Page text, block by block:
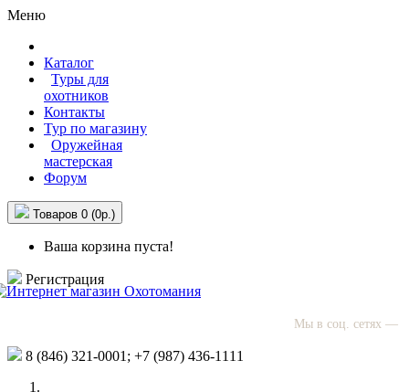
Меню
Каталог
Туры для
охотников
Контакты
Тур по магазину
Оружейная
мастерская
Форум
Товаров 0 (0р.)
Ваша корзина пуста!
Регистрация
Мы в соц. сетях —
8 (846) 321-0001; +7 (987) 436-1111